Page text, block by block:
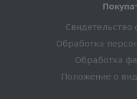
Свидетельство
Обработка
Обработка
Положение о